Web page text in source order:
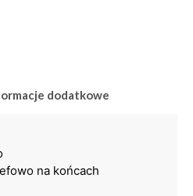
dodatkowe
na końcach